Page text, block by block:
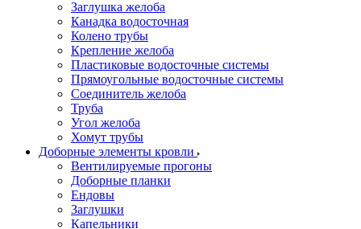
Заглушка желоба
Канадка водосточная
Колено трубы
Крепление желоба
Пластиковые водосточные системы
Прямоугольные водосточные системы
Соединитель желоба
Труба
Угол желоба
Хомут трубы
Доборные элементы кровли
Вентилируемые прогоны
Доборные планки
Ендовы
Заглушки
Капельники